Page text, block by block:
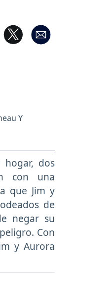
Y
dos
con una
que Jim y
de
negar su
Con
y Aurora